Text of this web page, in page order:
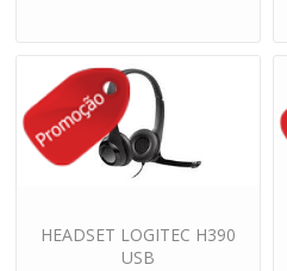
HEADSET LOGITEC H390
USB